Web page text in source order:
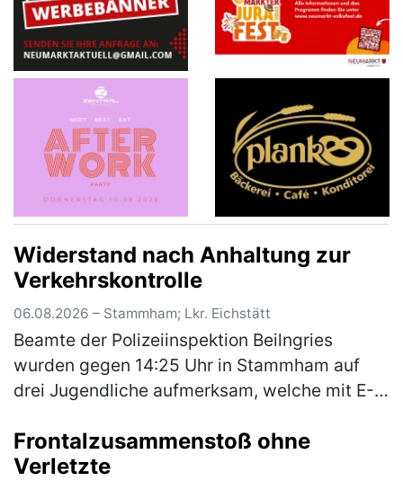
Widerstand nach Anhaltung zur
Verkehrskontrolle
06.08.2026 – Stammham; Lkr. Eichstätt
Beamte der Polizeiinspektion Beilngries
wurden gegen 14:25 Uhr in Stammham auf
drei Jugendliche aufmerksam, welche mit E-
fuhren mit einer deutlich höheren Gesch…
(mehr)
Frontalzusammenstoß ohne
Verletzte